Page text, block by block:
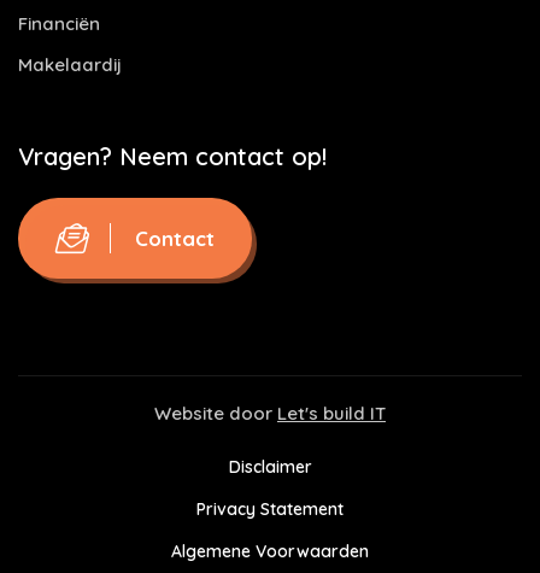
Financiën
Makelaardij
Vragen? Neem contact op!
Contact
Website door Let's build IT
Disclaimer
Privacy Statement
Algemene Voorwaarden